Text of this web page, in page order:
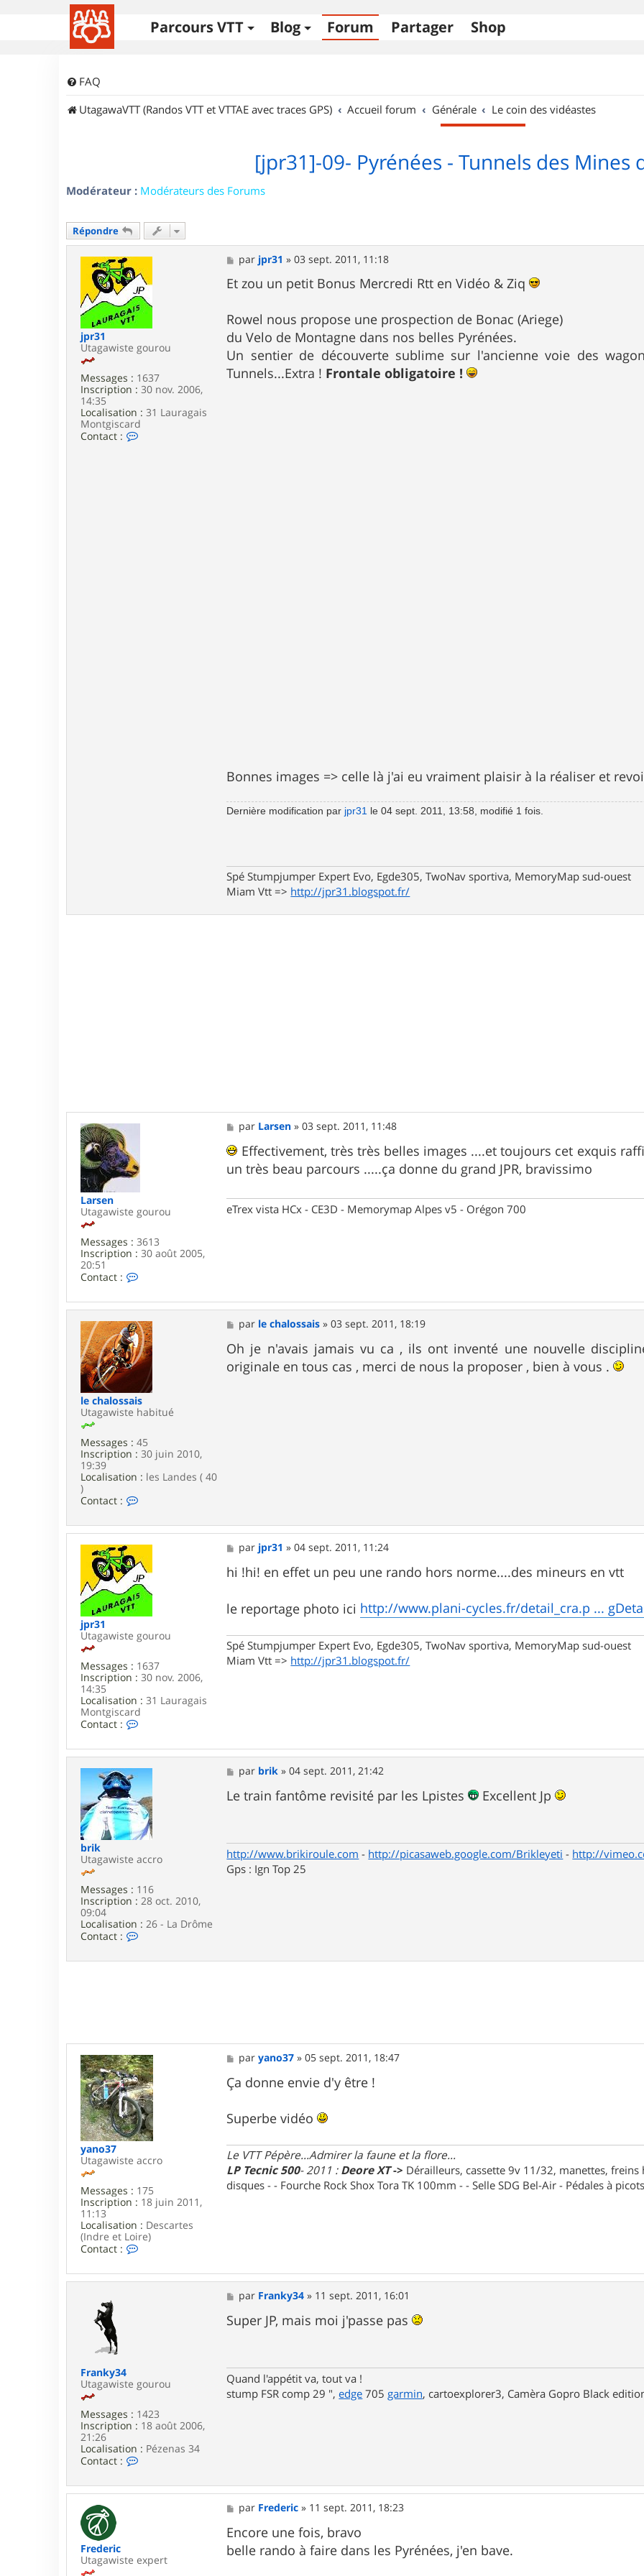
Parcours VTT Blog Forum Partager Shop
FAQ
UtagawaVTT (Randos VTT et VTTAE avec traces GPS)
Accueil forum Générale Le coin des vidéastes
[jpr31]-09- Pyrénées - Tunnels des Mines
Modérateur : Modérateurs des Forums
Répondre
jpr31
Utagawiste gourou
Messages : 1637
Inscription : 30 nov. 2006,
14:35
Localisation : 31 Lauragais
Montgiscard
Contact :
M
e
s
s
g
e
par jpr31 »03 sept. 2011, 11:18
Et zou un petit Bonus Mercredi Rtt en Vidéo & Ziq
Rowel nous propose une prospection de Bonac (Ariege)
du Velo de Montagne dans nos belles Pyrénées.
Un sentier de découverte sublime sur l'ancienne voie des
Tunnels...Extra ! Frontale obligatoire !
Bonnes images => celle là j'ai eu vraiment plaisir à la réaliser et
Dernière modification par jpr31 le 04 sept. 2011, 13:58, modifié 1 fois.
Spé Stumpjumper Expert Evo, Egde305, TwoNav sportiva, MemoryMap sud-ouest
Miam Vtt => http://jpr31.blogspot.fr/
Larsen
Utagawiste gourou
Messages : 3613
Inscription : 30 août 2005,
20:51
Contact :
n
t
a
c
t
e
r
a
r
s
n
M
e
s
a
par Larsen »03 sept. 2011, 11:48
Effectivement, très très belles images ....et toujours cet exquis
un très beau parcours .....ça donne du grand JPR, bravissimo
eTrex vista HCx - CE3D - Memorymap Alpes v5 - Orégon 700
le chalossais
Utagawiste habitué
Messages : 45
Inscription : 30 juin 2010,
19:39
Localisation : les Landes ( 40
)
Contact :
t
a
c
t
e
r
l
e
h
l
o
s
a
i
M
e
s
s
a
par le chalossais »03 sept. 2011, 18:19
Oh je n'avais jamais vu ca , ils ont inventé une nouvelle
originale en tous cas , merci de nous la proposer , bien à vous .
jpr31
Utagawiste gourou
Messages : 1637
Inscription : 30 nov. 2006,
14:35
Localisation : 31 Lauragais
Montgiscard
Contact :
n
t
a
c
t
e
r
j
p
3
M
e
s
s
g
e
par jpr31 »04 sept. 2011, 11:24
hi !hi! en effet un peu une rando hors norme....des mineurs en vtt
le reportage photo ici http://www.plani-cycles.fr/detail_cra.p ...
Spé Stumpjumper Expert Evo, Egde305, TwoNav sportiva, MemoryMap sud-ouest
Miam Vtt => http://jpr31.blogspot.fr/
brik
Utagawiste accro
Messages : 116
Inscription : 28 oct. 2010,
09:04
Localisation : 26 - La Drôme
Contact :
i
k
M
e
s
s
par brik »04 sept. 2011, 21:42
Le train fantôme revisité par les Lpistes Excellent Jp
http://www.brikiroule.com - http://picasaweb.google.com/Brikleyeti - http://
Gps : Ign Top 25
yano37
Utagawiste accro
Messages : 175
Inscription : 18 juin 2011,
11:13
Localisation : Descartes
(Indre et Loire)
Contact :
n
t
o
7
M
e
s
s
g
e
paryano37 »05 sept. 2011, 18:47
Ça donne envie d'y être !
Superbe vidéo
Le VTT Pépère...Admirer la faune et la flore...
LP Tecnic 500- 2011 : Deore XT-> Dérailleurs, cassette 9v 11/32, manettes, freins
disques - - Fourche Rock Shox Tora TK 100mm - - Selle SDG Bel-Air - Pédales à
Franky34
Utagawiste gourou
Messages : 1423
Inscription : 18 août 2006,
21:26
Localisation : Pézenas 34
Contact :
t
F
M
e
s
s
par Franky34 » 11 sept. 2011, 16:01
Super JP, mais moi j'passe pas
Quand l'appétit va, tout va !
stump FSR comp 29 ",edge 705 garmin, cartoexplorer3, Camèra Gopro Black
Frederic
Utagawiste expert
M
e
s
s
a
par Frederic » 11 sept. 2011, 18:23
Encore une fois, bravo
belle rando à faire dans les Pyrénées, j'en bave.